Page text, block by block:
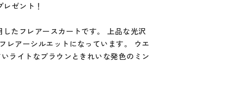
ゼント！
たフレアースカートです。 上品な光沢
レアーシルエットになっています。 ウエ
ライトなブラウンときれいな発色のミン